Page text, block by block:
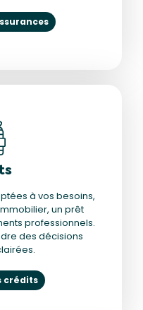
à vos besoins,
un prêt
professionnels.
des décisions
crédits